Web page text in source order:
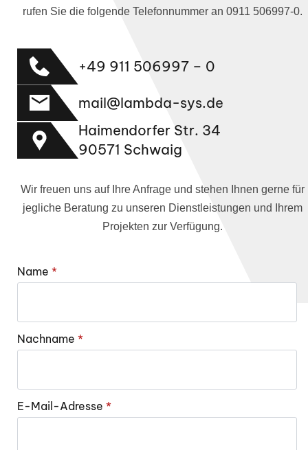
Name *
Nachname *
E-Mail-Adresse *
rufen Sie die folgende Telefonnummer an 0911 506997-0.
+49 911 506997 – 0
mail@lambda-sys.de
Haimendorfer Str. 34
90571 Schwaig
Wir freuen uns auf Ihre Anfrage und stehen Ihnen gerne für
jegliche Beratung zu unseren Dienstleistungen und Ihrem
Projekten zur Verfügung.